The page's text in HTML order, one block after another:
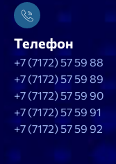
Телефон
+7 (7172) 57 59 88
+7 (7172) 57 59 89
+7 (7172) 57 59 90
+7 (7172) 57 59 91
+7 (7172) 57 59 92